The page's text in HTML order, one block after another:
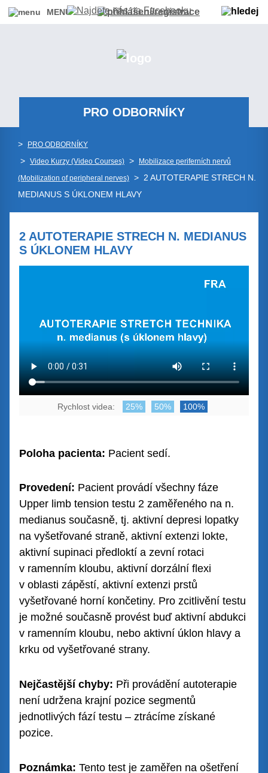
MENU
PRO ODBORNÍKY
> PRO ODBORNÍKY
> Video Kurzy (Video Courses) >
Mobilizace periferních nervů
(Mobilization of peripheral nerves) > 2 AUTOTERAPIE STRECH N.
MEDIANUS S ÚKLONEM HLAVY
2 AUTOTERAPIE STRECH N. MEDIANUS
S ÚKLONEM HLAVY
Rychlost videa: 25% 50% 100%
Poloha pacienta: Pacient sedí.
Provedení: Pacient provádí všechny fáze
Upper limb tension testu 2 zaměřeného na n.
medianus současně, tj. aktivní depresi lopatky
na vyšetřované straně, aktivní extenzi lokte,
aktivní supinaci předloktí a zevní rotaci
v ramenním kloubu, aktivní dorzální flexi
v oblasti zápěstí, aktivní extenzi prstů
vyšetřované horní končetiny. Pro zcitlivění testu
je možné současně provést buď aktivní abdukci
v ramenním kloubu, nebo aktivní úklon hlavy a
krku od vyšetřované strany.
Nejčastější chyby: Při provádění autoterapie
není udržena krajní pozice segmentů
jednotlivých fází testu – ztrácíme získané
pozice.
Poznámka: Tento test je zaměřen na ošetření